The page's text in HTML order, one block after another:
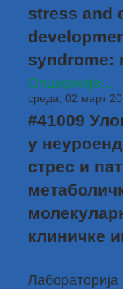
stress and
syndrome:
Опширније...
среда, 02 март
#41009
у
стрес и
клиничке